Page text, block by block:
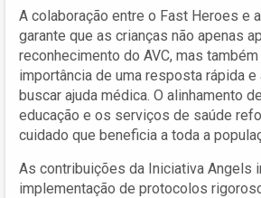
A colaboração entre o Fast Heroes e
garante que as crianças não apenas
reconhecimento do AVC, mas
importância de uma resposta rápida e
buscar ajuda médica. O alinhamento
educação e os serviços de saúde
cuidado que beneficia a toda a
As contribuições da Iniciativa Angels
implementação de protocolos